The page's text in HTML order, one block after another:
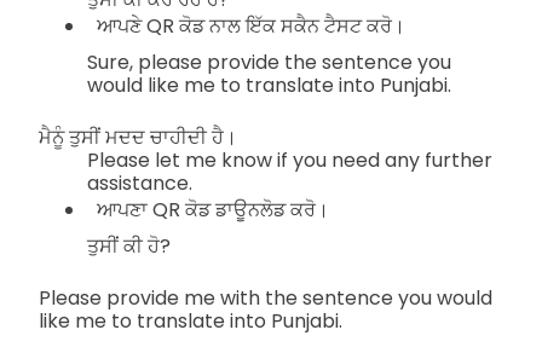
ਆਪਣੇ QR ਕੋਡ ਨਾਲ ਇੱਕ ਸਕੈਨ ਟੈਸਟ ਕਰੋ।
Sure, please provide the sentence you
would like me to translate into Punjabi.
ਮੈਨੂੰ ਤੁਸੀਂ ਮਦਦ ਚਾਹੀਦੀ ਹੈ।
Please let me know if you need any further
assistance.
ਆਪਣਾ QR ਕੋਡ ਡਾਊਨਲੋਡ ਕਰੋ।
ਤੁਸੀਂ ਕੀ ਹੋ?
Please provide me with the sentence you would
like me to translate into Punjabi.